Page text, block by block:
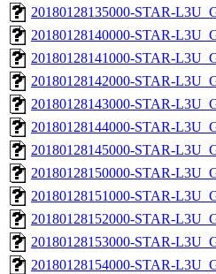
20180128135000-STAR-
20180128140000-STAR-
20180128141000-STAR-
20180128142000-STAR-
20180128143000-STAR-
20180128144000-STAR-
20180128145000-STAR-
20180128150000-STAR-
20180128151000-STAR-
20180128152000-STAR-
20180128153000-STAR-
20180128154000-STAR-